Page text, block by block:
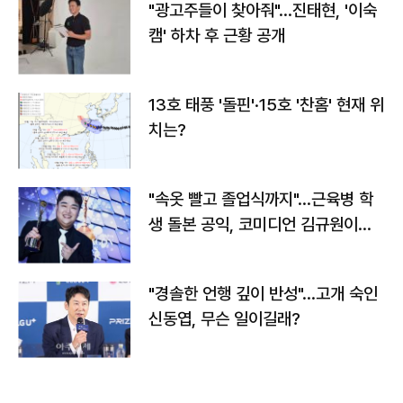
"광고주들이 찾아줘"…진태현, '이숙
캠' 하차 후 근황 공개
13호 태풍 '돌핀'·15호 '찬홈' 현재 위
치는?
"속옷 빨고 졸업식까지"…근육병 학
생 돌본 공익, 코미디언 김규원이었
"경솔한 언행 깊이 반성"…고개 숙인
신동엽, 무슨 일이길래?